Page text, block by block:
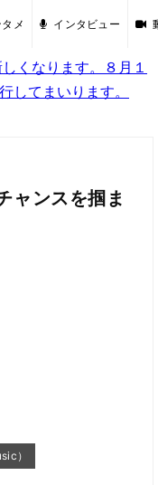
メ インタビュー
くなります。８月１
してまいります。
ャンスを掴ま
）